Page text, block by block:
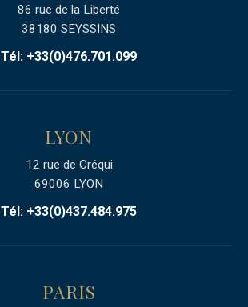
86 rue de la Liberté
38180 SEYSSINS
Tél: +33(0)476.701.099
LYON
12 rue de Créqui
69006 LYON
Tél: +33(0)437.484.975
PARIS